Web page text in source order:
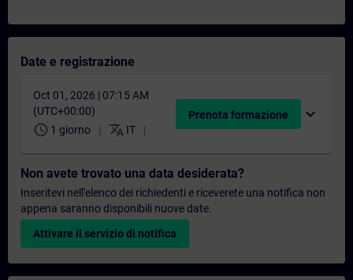
Date e registrazione
Oct 01, 2026 | 07:15 AM
(UTC+00:00)
schedule 1 giorno translate IT
Prenota formazione expand_more
Non avete trovato una data desiderata?
Inseritevi nell'elenco dei richiedenti e riceverete una notifica non
appena saranno disponibili nuove date.
Attivare il servizio di notifica